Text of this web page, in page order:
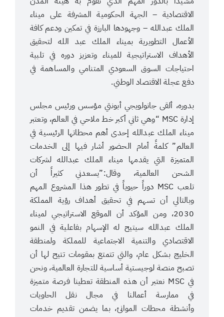
الاقتصادية – الجهة الحكومية المشرفة على ميناء
الملك عبدالله – وجهودها البارزة في تمكين ودعم كافة
الأعمال التطويرية بميناء الملك عبد الله لتحقيق
الأهداف الاستراتيجية للميناء وتعزيز دوره في تلبية
احتياجات السوق السعودي المتنامي والمساهمة في
دفع عجلة الاقتصاد الوطني.
بدوره، ألقى جانولويجي أبونتي مؤسس ورئيس مجلس
إدارة MSC “وهي ثاني أكبر خط ملاحي في العالم، وتعتبر
ميناء الملك عبدالله إحدى أهم محطاتها الرئيسية في
العالم” كلمةً أمام الحضور أشار فيها إلى الخدمات
المتميزة التي يقدمها ميناء الملك عبدالله لشركات
الشحن العالمية، وقال:”يسعدني كثيراً أن
تلعب MSC دوراً حيوياً في تطور هذا المشروع المهم
وبالتالي أن تسهم في تحقيق أهداف رؤية المملكة
2030، ومن المؤكد أن الموقع الاستراتيجي لميناء
الملك عبدالله سيتيح له الإسهام بفاعلية في النمو
الاقتصادي والتنمية الاجتماعية للمملكة ولمنطقة
الخليج بشكل عام، والتي تتمتع بمقومات تتيح لها أن
تصبح منصة لوجيستية أساسية للتجارة العالمية، ونحن
في MSC نعتبر أن هذه المنطقة تعطينا فرصة متميزة
في ممارسة أعمالنا في مجال نقل الحاويات
وأنشطة محطات الموانئ، بما يضمن تقديم خدمات